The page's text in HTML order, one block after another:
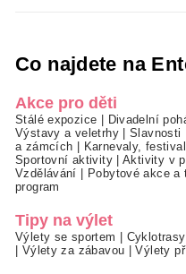
Co najdete na
Akce pro děti
Stálé expozice Divadelní
Výstavy a veletrhy|Slavnosti
a zámcích
Karnevaly,
Sportovní aktivity|Aktivity v
Vzdělávání
Pobytové akce a
program
Tipy na výlet
Výlety se sportem Cyklotrasy
Výlety za zábavou |Výlety